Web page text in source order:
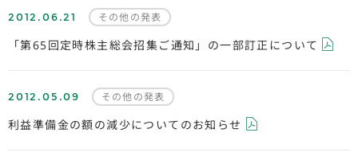
2012.06.21 その他の発表
「第65回定時株主総会招集ご通知」の一部訂正について
2012.05.09 その他の発表
利益準備金の額の減少についてのお知らせ